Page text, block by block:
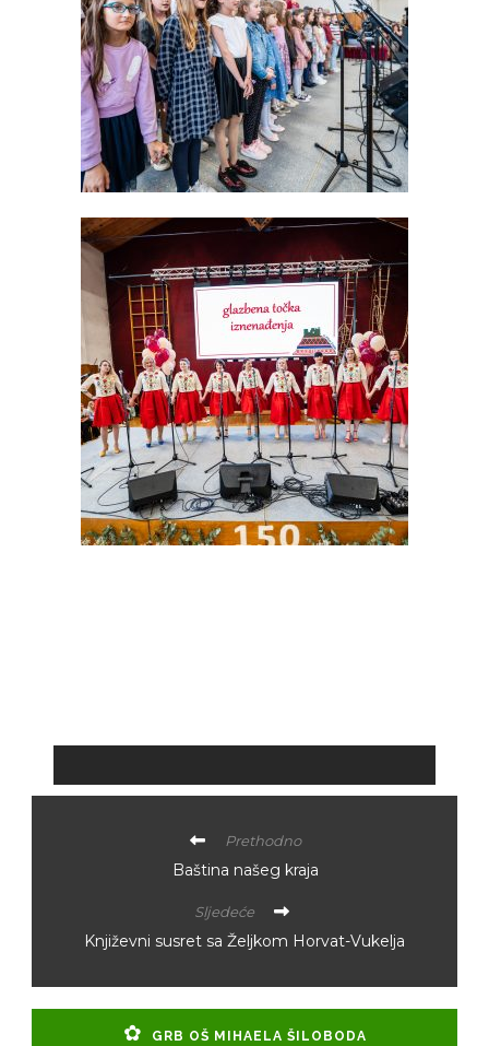
Prethodno
Baština našeg kraja
Sljedeće
Književni susret sa Željkom Horvat-Vukelja
GRB OŠ MIHAELA ŠILOBODA